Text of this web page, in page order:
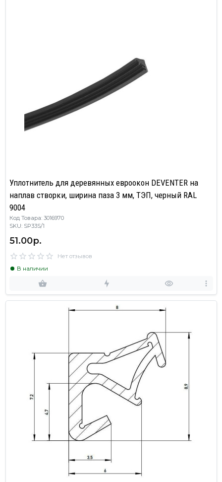
Уплотнитель для деревянных евроокон DEVENTER на
наплав створки, ширина паза 3 мм, ТЭП, черный RAL
9004
Код Товара: 3016970
SKU: SP33S/1
51.00р.
Нет отзывов
В наличии